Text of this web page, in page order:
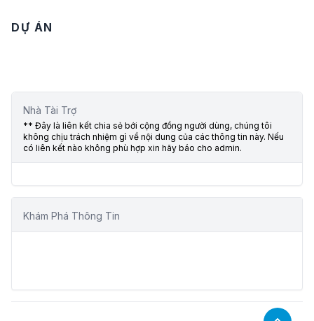
DỰ ÁN
Nhà Tài Trợ
** Đây là liên kết chia sẻ bới cộng đồng người dùng, chúng tôi
không chịu trách nhiệm gì về nội dung của các thông tin này. Nếu
có liên kết nào không phù hợp xin hãy báo cho admin.
Khám Phá Thông Tin